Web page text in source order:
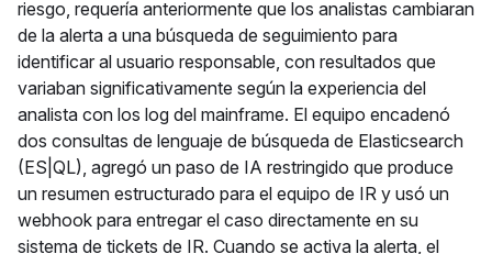
riesgo, requería anteriormente que los analistas cambiaran
de la alerta a una búsqueda de seguimiento para
identificar al usuario responsable, con resultados que
variaban significativamente según la experiencia del
analista con los log del mainframe. El equipo encadenó
dos consultas de lenguaje de búsqueda de Elasticsearch
(ES|QL), agregó un paso de IA restringido que produce
un resumen estructurado para el equipo de IR y usó un
webhook para entregar el caso directamente en su
sistema de tickets de IR. Cuando se activa la alerta, el